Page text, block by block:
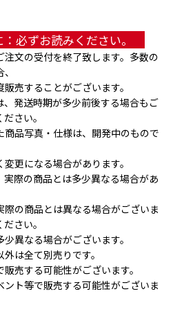
必ずお読みください。
文の受付を終了致します。多数の
売することがございます。
発送時期が多少前後する場合もご
さい。
品写真・仕様は、開発中のもので
更になる場合があります。
際の商品とは多少異なる場合があ
の商品とは異なる場合がございま
さい。
異なる場合がございます。
は全て別売りです。
売する可能性がございます。
ト等で販売する可能性がございま